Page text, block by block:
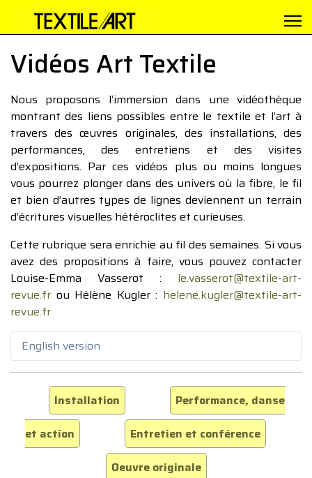
Vidéos Art Textile
Nous proposons l’immersion dans une vidéothèque
montrant des liens possibles entre le textile et l’art à
travers des œuvres originales, des installations, des
performances, des entretiens et des visites
d’expositions. Par ces vidéos plus ou moins longues
vous pourrez plonger dans des univers où la fibre, le fil
et bien d’autres types de lignes deviennent un terrain
d’écritures visuelles hétéroclites et curieuses.
Cette rubrique sera enrichie au fil des semaines. Si vous
avez des propositions à faire, vous pouvez contacter
Louise-Emma Vasserot : le.vasserot@textile-art-
revue.fr ou Hélène Kugler : helene.kugler@textile-art-
revue.fr
English version
Installation
Performance, danse
et action
Entretien et conférence
Oeuvre originale